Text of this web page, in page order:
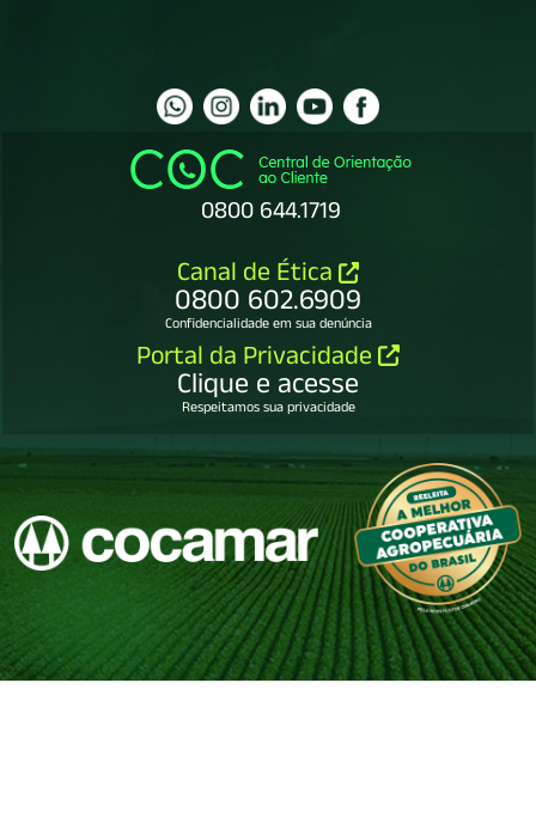
0800 644.1719
Canal de Ética
0800 602.6909
Confidencialidade em sua denúncia
Portal da Privacidade
Clique e acesse
Respeitamos sua privacidade